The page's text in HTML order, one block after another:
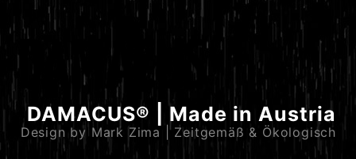
DAMACUS® | Made in Austria
Design by Mark Zima | Zeitgemäß & Ökologisch